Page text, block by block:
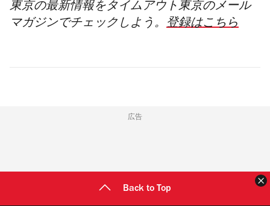
東京の最新情報をタイムアウト東京のメール
マガジンでチェックしよう。 登録はこちら
広告
Back to Top